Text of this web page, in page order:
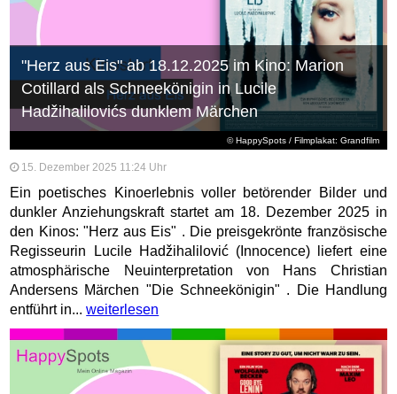
© HappySpots / Filmplakat: Grandfilm
"Herz aus Eis" ab 18.12.2025 im Kino: Marion
Cotillard als Schneekönigin in Lucile
Hadžihalilovićs dunklem Märchen
15. Dezember 2025 11:24 Uhr
Ein poetisches Kinoerlebnis voller betörender Bilder und
dunkler Anziehungskraft startet am 18. Dezember 2025 in
den Kinos: "Herz aus Eis" . Die preisgekrönte französische
Regisseurin Lucile Hadžihalilović (Innocence) liefert eine
atmosphärische Neuinterpretation von Hans Christian
Andersens Märchen "Die Schneekönigin" . Die Handlung
entführt in...weiterlesen